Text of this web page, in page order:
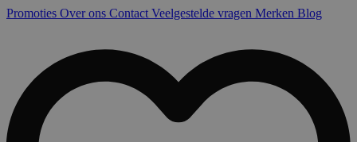
Promoties Over ons Contact Veelgestelde vragen Merken Blog